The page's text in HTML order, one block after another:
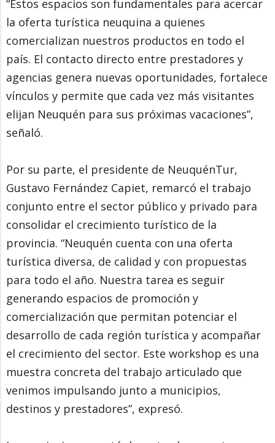
“Estos espacios son fundamentales para acercar
la oferta turística neuquina a quienes
comercializan nuestros productos en todo el
país. El contacto directo entre prestadores y
agencias genera nuevas oportunidades, fortalece
vínculos y permite que cada vez más visitantes
elijan Neuquén para sus próximas vacaciones”,
señaló.
Por su parte, el presidente de NeuquénTur,
Gustavo Fernández Capiet, remarcó el trabajo
conjunto entre el sector público y privado para
consolidar el crecimiento turístico de la
provincia. “Neuquén cuenta con una oferta
turística diversa, de calidad y con propuestas
para todo el año. Nuestra tarea es seguir
generando espacios de promoción y
comercialización que permitan potenciar el
desarrollo de cada región turística y acompañar
el crecimiento del sector. Este workshop es una
muestra concreta del trabajo articulado que
venimos impulsando junto a municipios,
destinos y prestadores”, expresó.